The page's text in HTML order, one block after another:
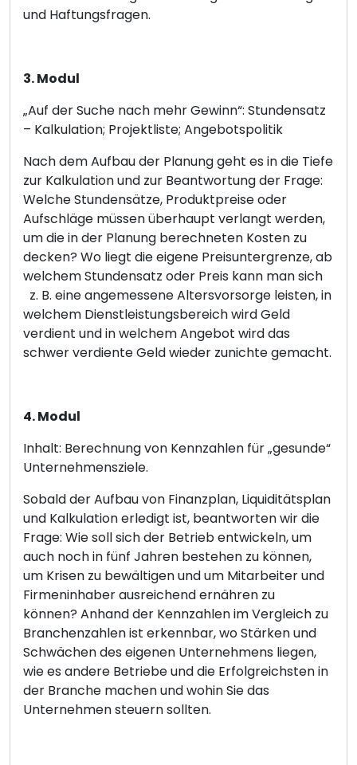
und Haftungsfragen.
3. Modul
„Auf der Suche nach mehr Gewinn“: Stundensatz
– Kalkulation; Projektliste; Angebotspolitik
Nach dem Aufbau der Planung geht es in die Tiefe
zur Kalkulation und zur Beantwortung der Frage:
Welche Stundensätze, Produktpreise oder
Aufschläge müssen überhaupt verlangt werden,
um die in der Planung berechneten Kosten zu
decken? Wo liegt die eigene Preisuntergrenze, ab
welchem Stundensatz oder Preis kann man sich
z. B. eine angemessene Altersvorsorge leisten, in
welchem Dienstleistungsbereich wird Geld
verdient und in welchem Angebot wird das
schwer verdiente Geld wieder zunichte gemacht.
4. Modul
Inhalt: Berechnung von Kennzahlen für „gesunde“
Unternehmensziele.
Sobald der Aufbau von Finanzplan, Liquiditätsplan
und Kalkulation erledigt ist, beantworten wir die
Frage: Wie soll sich der Betrieb entwickeln, um
auch noch in fünf Jahren bestehen zu können,
um Krisen zu bewältigen und um Mitarbeiter und
Firmeninhaber ausreichend ernähren zu
können? Anhand der Kennzahlen im Vergleich zu
Branchenzahlen ist erkennbar, wo Stärken und
Schwächen des eigenen Unternehmens liegen,
wie es andere Betriebe und die Erfolgreichsten in
der Branche machen und wohin Sie das
Unternehmen steuern sollten.